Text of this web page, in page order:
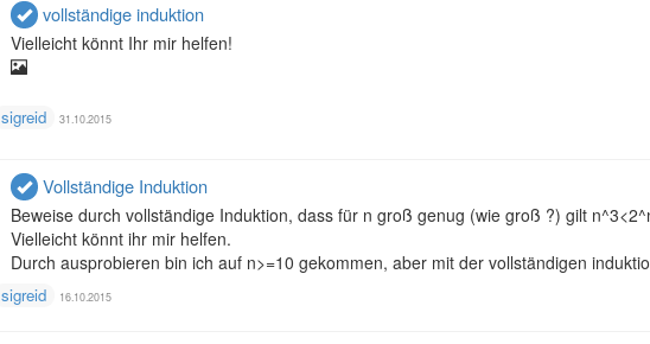
vollständige induktion
Vielleicht könnt Ihr mir helfen!
sigreid 31.10.2015
Vollständige Induktion
Beweise durch vollständige Induktion, dass für n groß genug (wie groß ?) gilt
Vielleicht könnt ihr mir helfen.
Durch ausprobieren bin ich auf n>=10 gekommen, aber mit der vollständigen
sigreid 16.10.2015